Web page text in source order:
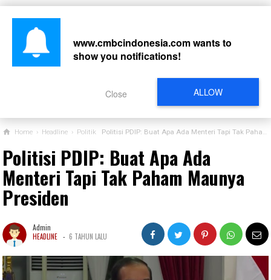
Home › Headline › Politik Politisi PDIP: Buat Apa Ada Menteri Tapi Tak Paham Maunya Presiden
Politisi PDIP: Buat Apa Ada
Menteri Tapi Tak Paham Maunya
Presiden
Admin
HEADLINE - 6 TAHUN LALU
www.cmbcindonesia.comwants to
show you notifications!
ALLOW
Close